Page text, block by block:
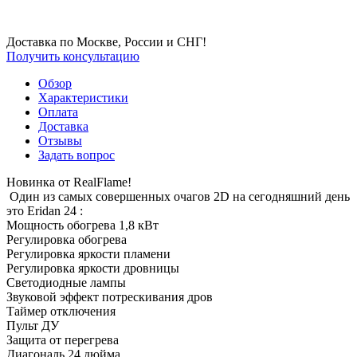
Доставка по Москве, России и СНГ!
Получить консультацию
Обзор
Характеристики
Оплата
Доставка
Отзывы
Задать вопрос
Новинка от RealFlame!
Один из самых совершенных очагов 2D на сегодняшний день
это Eridan 24 :
Мощность обогрева 1,8 кВт
Регулировка обогрева
Регулировка яркости пламени
Регулировка яркости дровницы
Светодиодные лампы
Звуковой эффект потрескивания дров
Таймер отключения
Пульт ДУ
Защита от перегрева
Диагональ 24 дюйма